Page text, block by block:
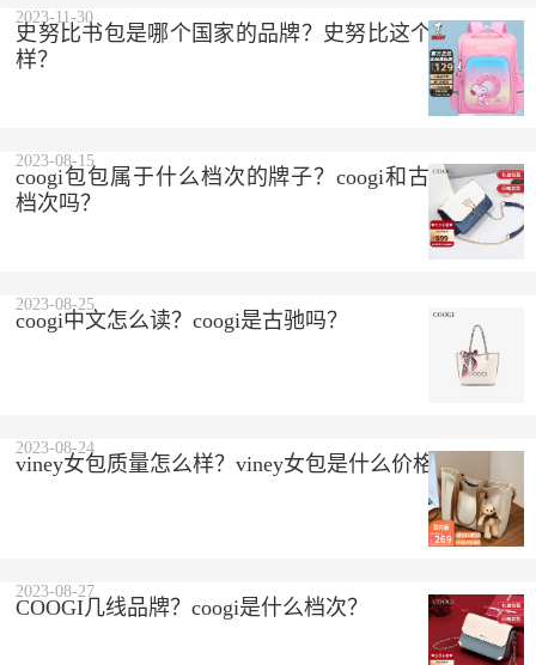
史努比书包是哪个国家的品牌？史努比这个品牌怎么
样？
2023-11-30
coogi包包属于什么档次的牌子？coogi和古驰是一个
档次吗？
2023-08-15
coogi中文怎么读？coogi是古驰吗？
2023-08-25
viney女包质量怎么样？viney女包是什么价格？
2023-08-24
COOGI几线品牌？coogi是什么档次？
2023-08-27